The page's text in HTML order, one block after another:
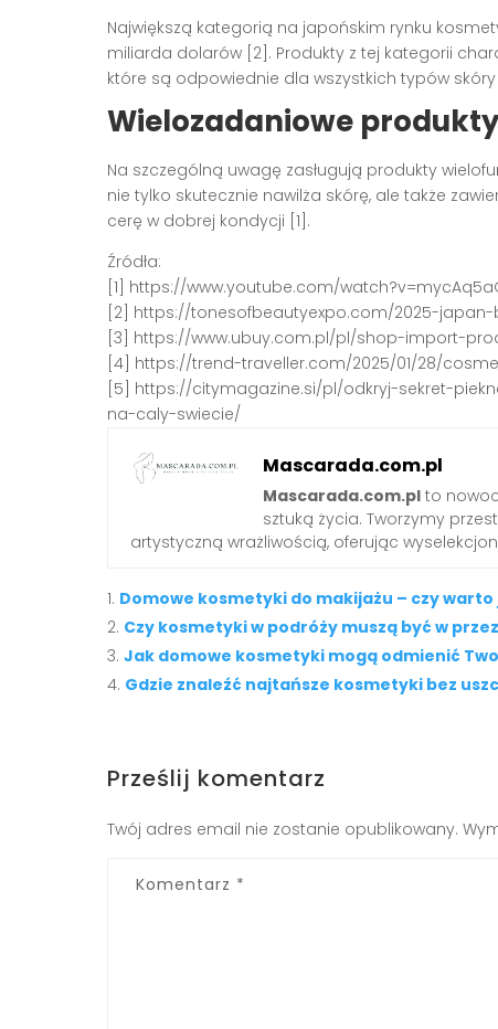
Największą kategorią na japońskim rynku
miliarda dolarów [2]. Produkty z tej kategorii
które są odpowiednie dla wszystkich typów
Wielozadaniowe
Na szczególną uwagę zasługują produkty
nie tylko skutecznie nawilża skórę, ale także
cerę w dobrej kondycji [1].
Źródła:
[1] https://www.youtube.com/
[2] https://tonesofbeautyexpo.com/2025-
[3] https://www.ubuy.com.pl/pl/shop-import-
[4] https://trend-traveller.com/2025/01/28/
[5] https://citymagazine.si/pl/odkryj-sekret-
na-caly-swiecie/
Mascarada.com.pl
Mascarada.com.pl to
sztuką życia. Tworzymy
artystyczną wrażliwością, oferując
Domowe kosmetyki do makijażu – czy
Czy kosmetyki w podróży muszą być w
Jak domowe kosmetyki mogą odmienić
Gdzie znaleźć najtańsze kosmetyki bez
Prześlij komentarz
Twój adres email nie zostanie opublikowany.